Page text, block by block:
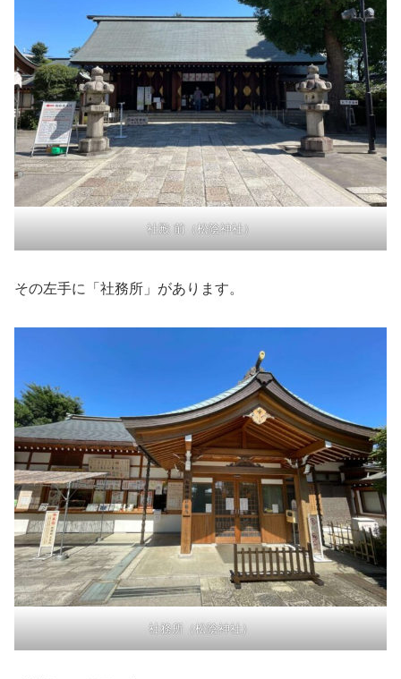
社殿 前（松陰神社）
その左手に「社務所」があります。
社務所（松陰神社）